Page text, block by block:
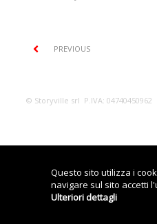
Questo sito utilizza i
navigare sul sito accetti
Ulteriori dettagli
PREVIOUS
© Storyville srl P.IVA: 04740450962